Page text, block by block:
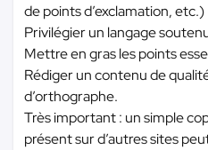
de points d’exclamation, etc.)
Privilégier un langage
Mettre en gras les points
Rédiger un contenu de
d’orthographe.
Très important : un simple
présent sur d’autres sites